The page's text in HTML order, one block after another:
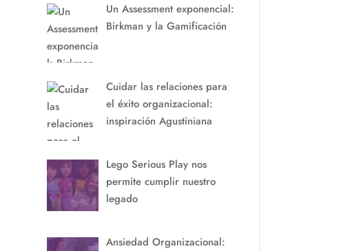
Un Assessment exponencial:
Birkman y la Gamificación
Cuidar las relaciones para
el éxito organizacional:
inspiración Agustiniana
Lego Serious Play nos
permite cumplir nuestro
legado
Ansiedad Organizacional: